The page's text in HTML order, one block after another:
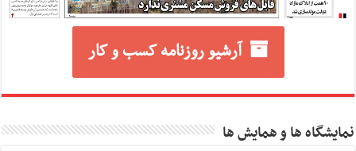
آرشیو روزنامه کسب و کار
نمایشگاه ها و همایش ها